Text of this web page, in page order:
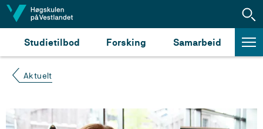
Hopp til innhald
Studietilbod Forsking Samarbeid
Aktuelt